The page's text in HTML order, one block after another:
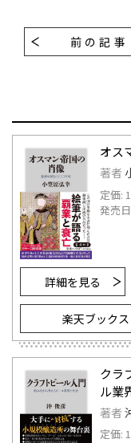
前の記事
オス
著者
定価:
発売
詳細を見る
楽天ブックス
クラ
ル業
著者
定価: